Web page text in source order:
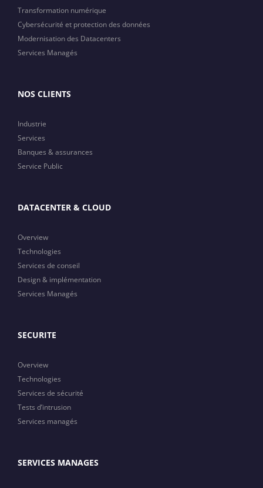
Transformation numérique
Cybersécurité et protection des données
Modernisation des Datacenters
Services Managés
NOS CLIENTS
Industrie
Services
Banques & assurances
Service Public
DATACENTER & CLOUD
Overview
Technologies
Services de conseil
Design & implémentation
Services Managés
SECURITE
Overview
Technologies
Services de sécurité
Tests d’intrusion
Services managés
SERVICES MANAGES